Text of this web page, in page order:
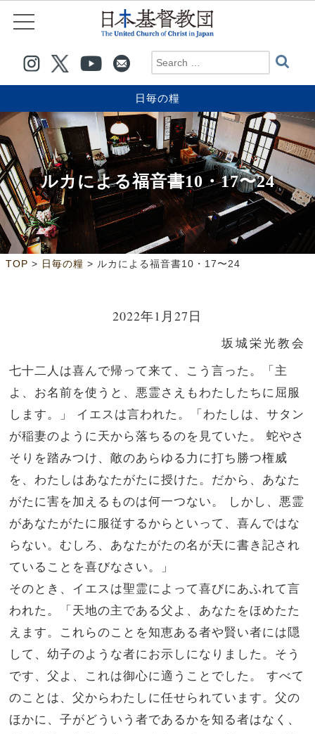
日毎の糧
ルカによる福音書10・17〜24
TOP > 日毎の糧 > ルカによる福音書10・17〜24
2022年1月27日
坂城栄光教会
七十二人は喜んで帰って来て、こう言った。「主
よ、お名前を使うと、悪霊さえもわたしたちに屈服
します。」
イエスは言われた。「わたしは、サタン
が稲妻のように天から落ちるのを見ていた。
蛇やさ
そりを踏みつけ、敵のあらゆる力に打ち勝つ権威
を、わたしはあなたがたに授けた。だから、あなた
がたに害を加えるものは何一つない。
しかし、悪霊
があなたがたに服従するからといって、喜んではな
らない。むしろ、あなたがたの名が天に書き記され
ていることを喜びなさい。」
そのとき、イエスは聖霊によって喜びにあふれて言
われた。「天地の主である父よ、あなたをほめたた
えます。これらのことを知恵ある者や賢い者には隠
して、幼子のような者にお示しになりました。そう
です、父よ、これは御心に適うことでした。
すべて
のことは、父からわたしに任せられています。父の
ほかに、子がどういう者であるかを知る者はなく、